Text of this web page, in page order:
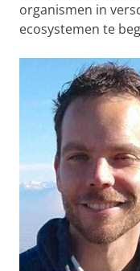
organismen in
ecosystemen te